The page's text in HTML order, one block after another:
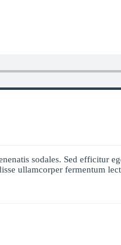
sodales. Sed efficitur
ullamcorper fermentum